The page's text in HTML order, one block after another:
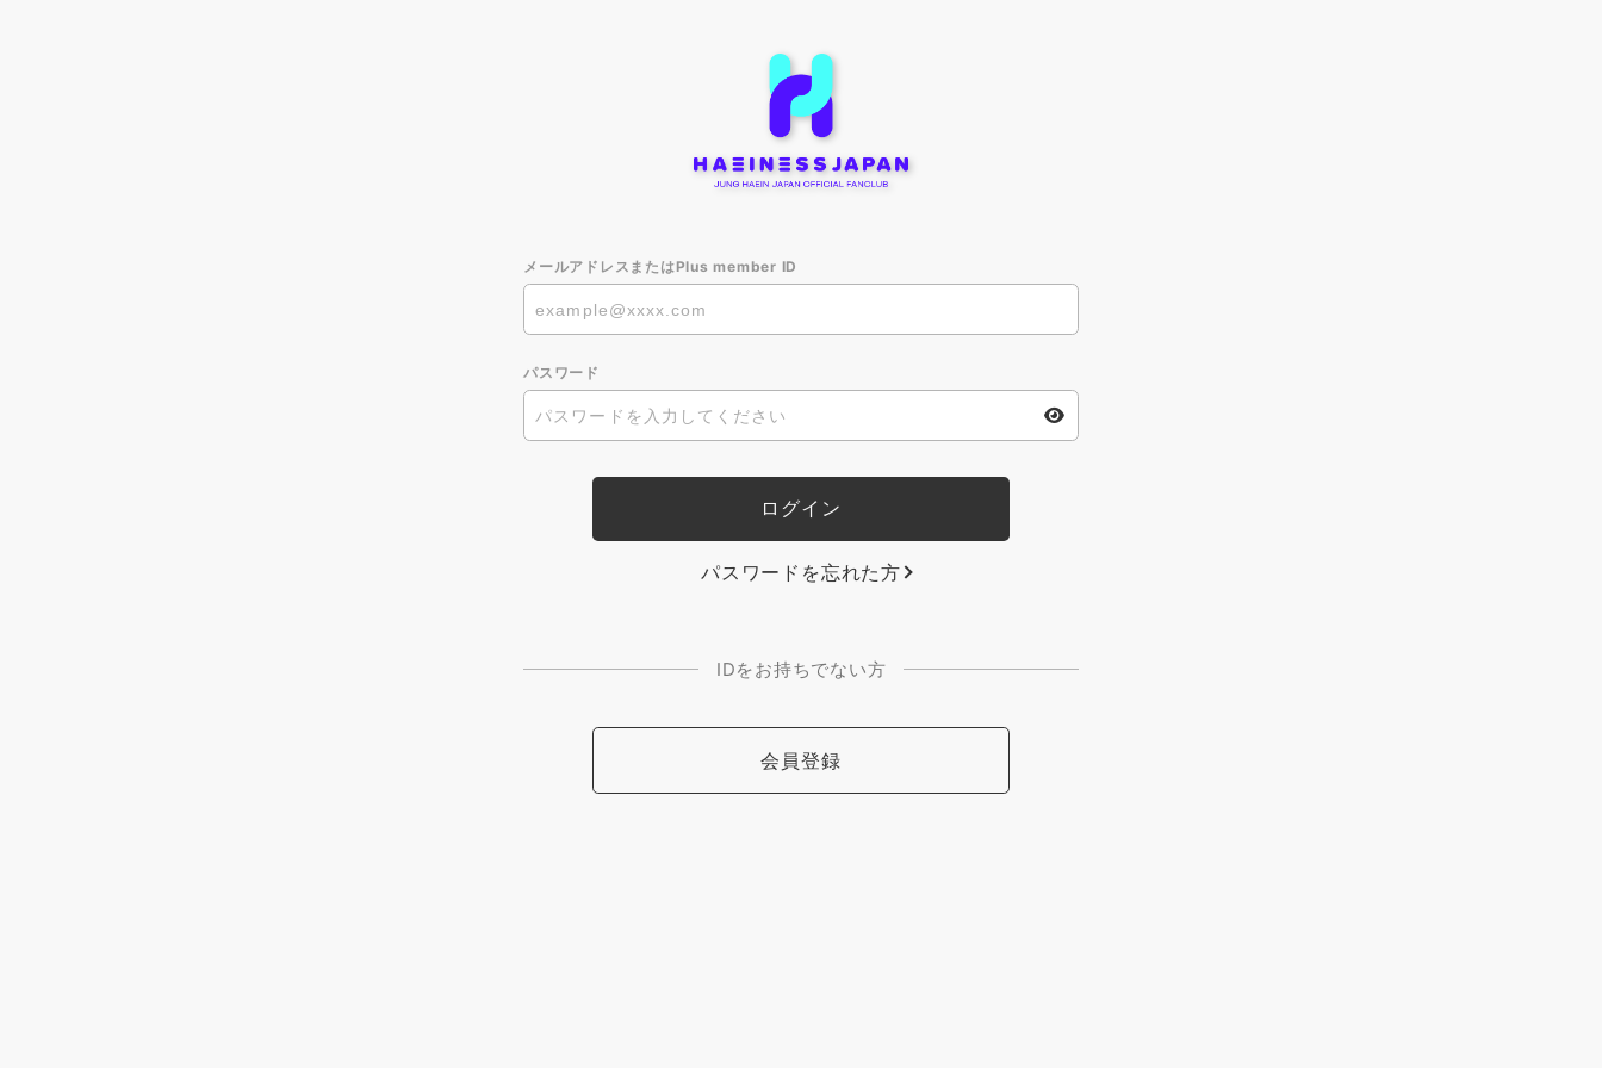
メールアドレスまたはPlus member ID
パスワード
パスワードを忘れた方
IDをお持ちでない方
会員登録